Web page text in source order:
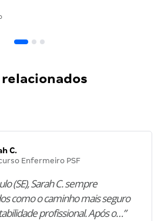
C.
Enfermeiro PSF
(SE), Sarah C. sempre
como o caminho mais seguro
profissional. Após o…”